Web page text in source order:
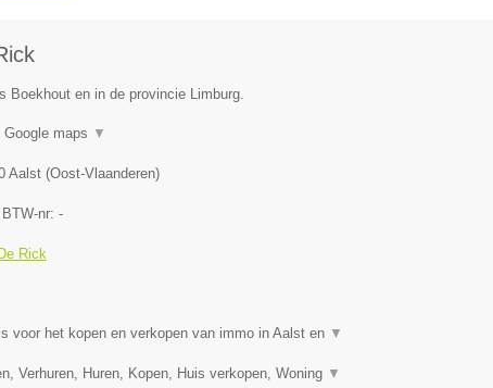
Boekhout en in de provincie Limburg.
Google maps ▼
Aalst(Oost-Vlaanderen)
nr: -
Rick
voor het kopen en verkopen van immo in Aalst en ▼
Verhuren, Huren, Kopen, Huis verkopen, Woning ▼